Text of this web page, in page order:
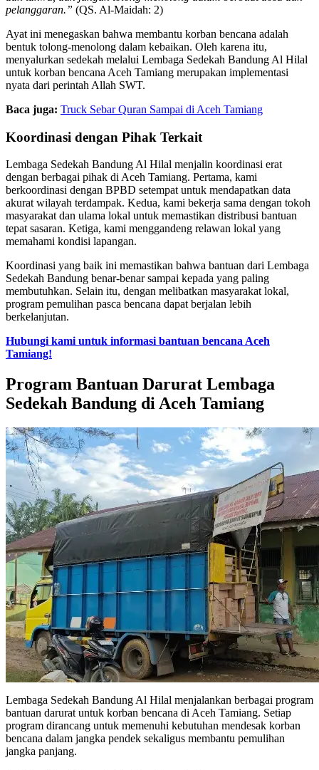
pelanggaran.” (QS. Al-Maidah: 2)
Ayat ini menegaskan bahwa membantu korban bencana adalah
bentuk tolong-menolong dalam kebaikan. Oleh karena itu,
menyalurkan sedekah melalui Lembaga Sedekah Bandung Al Hilal
untuk korban bencana Aceh Tamiang merupakan implementasi
nyata dari perintah Allah SWT.
Baca juga: Truck Sebar Quran Sampai di Aceh Tamiang
Koordinasi dengan Pihak Terkait
Lembaga Sedekah Bandung Al Hilal menjalin koordinasi erat
dengan berbagai pihak di Aceh Tamiang. Pertama, kami
berkoordinasi dengan BPBD setempat untuk mendapatkan data
akurat wilayah terdampak. Kedua, kami bekerja sama dengan tokoh
masyarakat dan ulama lokal untuk memastikan distribusi bantuan
tepat sasaran. Ketiga, kami menggandeng relawan lokal yang
memahami kondisi lapangan.
Koordinasi yang baik ini memastikan bahwa bantuan dari Lembaga
Sedekah Bandung benar-benar sampai kepada yang paling
membutuhkan. Selain itu, dengan melibatkan masyarakat lokal,
program pemulihan pasca bencana dapat berjalan lebih
berkelanjutan.
Hubungi kami untuk informasi bantuan bencana Aceh
Tamiang!
Program Bantuan Darurat Lembaga
Sedekah Bandung di Aceh Tamiang
Lembaga Sedekah Bandung Al Hilal menjalankan berbagai program
bantuan darurat untuk korban bencana di Aceh Tamiang. Setiap
program dirancang untuk memenuhi kebutuhan mendesak korban
bencana dalam jangka pendek sekaligus membantu pemulihan
jangka panjang.